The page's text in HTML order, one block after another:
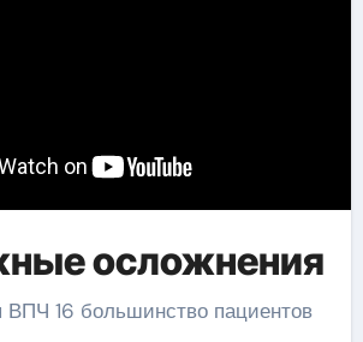
осложнения
ВПЧ 16 большинство пациентов